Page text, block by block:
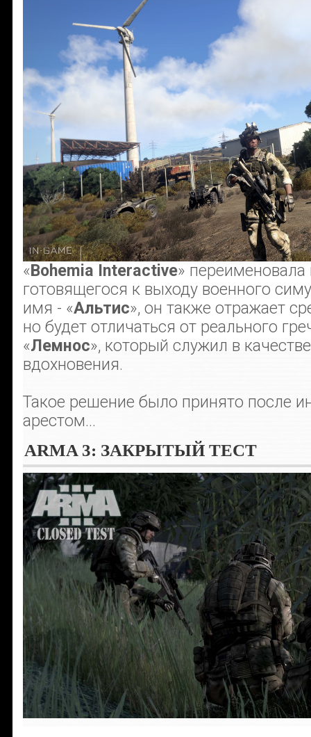
«Bohemia Interactive» переименовала
готовящегося к выходу военного
имя - «Альтис», он также отражает
но будет отличаться от реального
«Лемнос», который служил в
вдохновения.
Такое решение было принято после
арестом...
ARMA 3: ЗАКРЫТЫЙ ТЕСТ